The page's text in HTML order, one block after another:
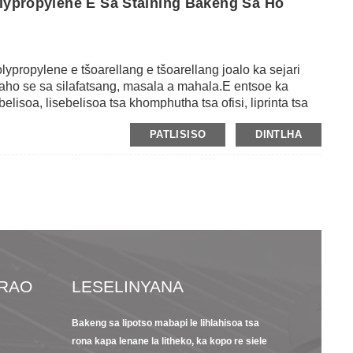
e tšoarellang e tšoarellang joalo ka sejari
se sa silafatsang, masala a mahala.E entsoe ka
lisebelisoa tsa khomphutha tsa ofisi, liprinta tsa
matla a matla a ho tiea le bolelele bo tlase, theipi ea
PATLISISO DINTLHA
23/09/22
Kenyelletso e
LESELINYANA
Bakeng sa lipotso mabapi le lihlahisoa tsa
rona kapa lenane la litheko, ka kopo re siele